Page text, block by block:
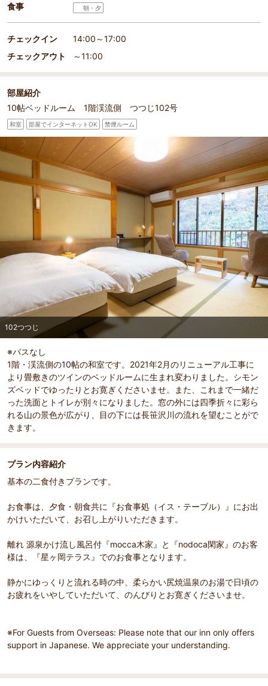
食事 朝・夕
チェックイン
14:00～17:00
チェックアウト
～11:00
部屋紹介
10帖ベッドルーム 1階渓流側 つつじ102号
和室 部屋でインターネットOK 禁煙ルーム
102つつじ
※バスなし
1階・渓流側の10帖の和室です。2021年2月のリニューアル工事に
より畳敷きのツインのベッドルームに生まれ変わりました。シモン
ズベッドでゆったりとお寛ぎくださいませ。また、これまで一緒だ
った洗面とトイレが別々になりました。窓の外には四季折々に彩ら
れる山の景色が広がり、目の下には長笹沢川の流れを望むことがで
きます。
プラン内容紹介
基本の二食付きプランです。
お食事は、夕食・朝食共に『お食事処（イス・テーブル）』にお出
かけいただいて、お召し上がりいただきます。
離れ 源泉かけ流し風呂付『mocca木家』と『nodoca閑家』のお客
様は、『星ヶ岡テラス』でのお食事となります。
静かにゆっくりと流れる時の中、柔らかい尻焼温泉のお湯で日頃の
お疲れをいやしていただいて、のんびりとお寛ぎくださいませ。
※For Guests from Overseas: Please note that our inn only offers
support in Japanese. We appreciate your understanding.
部屋詳細
102つつじ